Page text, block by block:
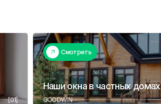
[01]
Смотреть
Наши окна в частных домах
GOODWIN